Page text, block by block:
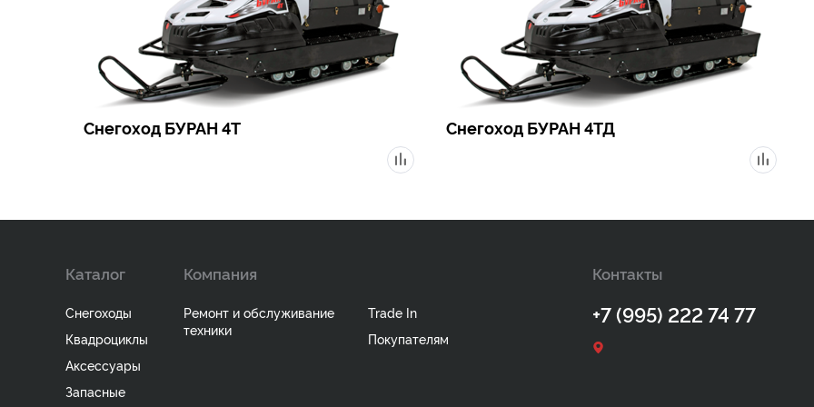
Снегоход БУРАН 4Т Снегоход БУРАН 4ТД
Каталог
Снегоходы
Квадроциклы
Аксессуары
Запасные
Компания
Ремонт и обслуживание
техники
Trade In
Покупателям
Контакты
+7 (995) 222 74 77